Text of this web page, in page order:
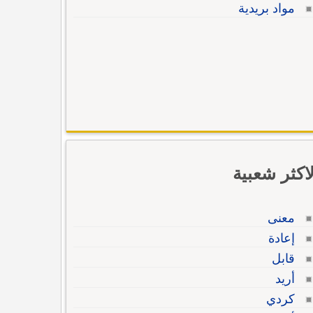
مواد بريدية
شعبية
معنى
إعادة
قابل
أريد
كردي